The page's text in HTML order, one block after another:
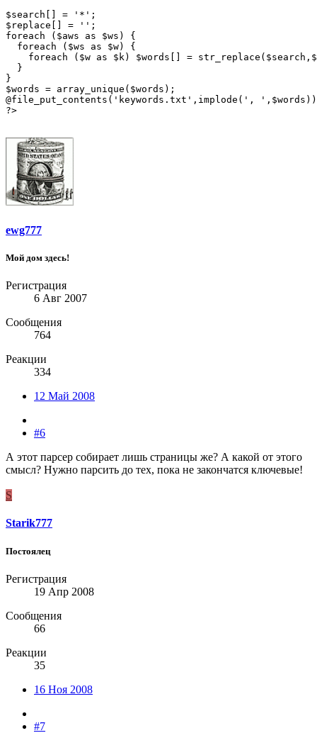
$search[] = '*';
$replace[] = '';
foreach ($aws as $ws) {
  foreach ($ws as $w) {
foreach ($w as $k) $words[] =
  }
}
$words = array_unique($words);
@file_put_contents('keywords.txt',implode(',
?>
ewg777
Мой дом здесь!
Регистрация
6 Авг 2007
Сообщения
764
Реакции
334
12 Май 2008
#6
А этот парсер собирает лишь страницы же? А какой от этого
смысл? Нужно парсить до тех, пока не закончатся ключевые!
S
Starik777
Постоялец
Регистрация
19 Апр 2008
Сообщения
66
Реакции
35
16 Ноя 2008
#7